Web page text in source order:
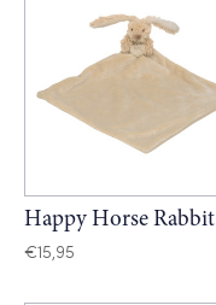
Happy Horse Rabbit
€15,95